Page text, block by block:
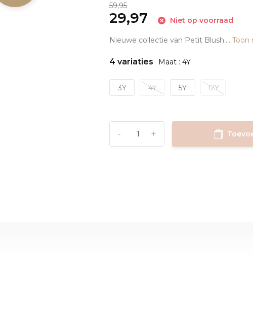
59,95
29,97 Niet op voorraad
Nieuwe collectie van Petit Blush....Toon
4 variaties Maat : 4Y
3Y 4Y 5Y 12Y
+
-